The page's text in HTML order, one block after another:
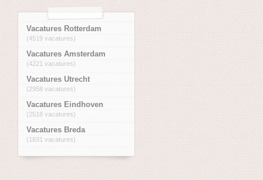
Vacatures Rotterdam
(4519 vacatures)
Vacatures Amsterdam
(4221 vacatures)
Vacatures Utrecht
(2958 vacatures)
Vacatures Eindhoven
(2518 vacatures)
Vacatures Breda
(1831 vacatures)